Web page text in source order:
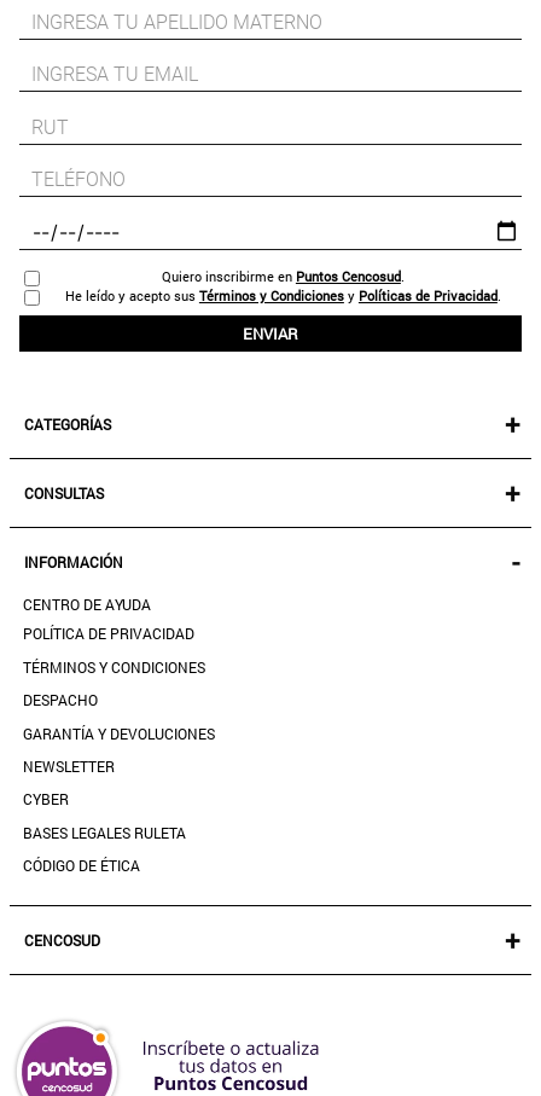
Quiero inscribirme en Puntos Cencosud.
He leído y acepto sus Términos y Condiciones y Políticas de Privacidad.
ENVIAR
CATEGORÍAS +
MUJER
ACCESORIOS
CALZADO
SALE
CONSULTAS +
SEGUIR MI PEDIDO
DESCARGA TU BOLETA AQUÍ
MIS FAVORITOS
GUÍA DE TALLAS
CONTACTANOS
TIENDAS
PREGUNTAS FRECUENTES
INFORMACIÓN -
CENTRO DE AYUDA
POLÍTICA DE PRIVACIDAD
TÉRMINOS Y CONDICIONES
DESPACHO
GARANTÍA Y DEVOLUCIONES
NEWSLETTER
CYBER
BASES LEGALES RULETA
CÓDIGO DE ÉTICA
CENCOSUD +
SEGURO CENCOSUD
VENTA EMPRESA
PARIS